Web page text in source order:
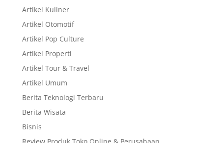
Artikel Kuliner
Artikel Otomotif
Artikel Pop Culture
Artikel Properti
Artikel Tour & Travel
Artikel Umum
Berita Teknologi Terbaru
Berita Wisata
Bisnis